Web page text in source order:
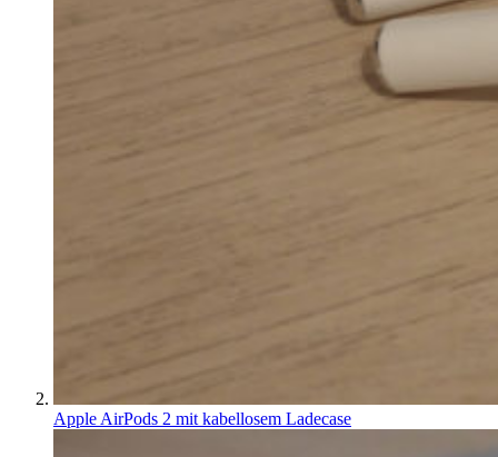
Apple AirPods 2 mit kabellosem Ladecase